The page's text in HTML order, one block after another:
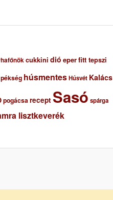
cukkini dió eperfitt tepszi
húsmentesHúsvét Kalács
pogácsarecept Sasó spárga
lisztkeverék